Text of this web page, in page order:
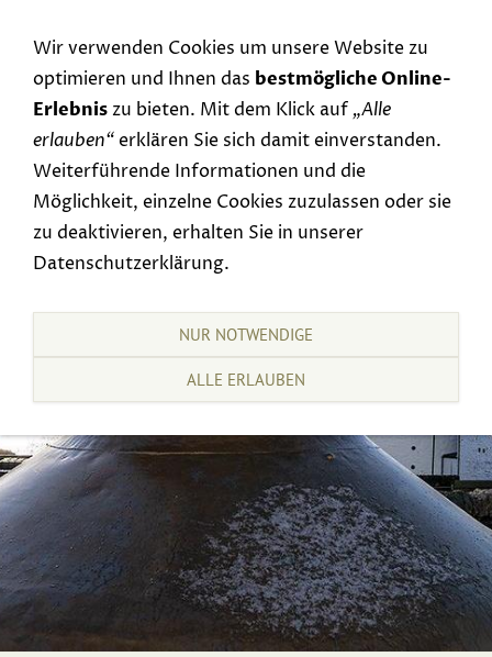
Wir verwenden Cookies um unsere Website zu
optimieren und Ihnen das bestmögliche Online-
Erlebniszu bieten. Mit dem Klick auf „Alle
erlauben“erklären Sie sich damit einverstanden.
Weiterführende Informationen und die
Möglichkeit, einzelne Cookies zuzulassen oder sie
zu deaktivieren, erhalten Sie in unserer
Datenschutzerklärung.
NUR NOTWENDIGE
ALLE ERLAUBEN